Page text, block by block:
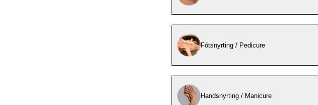
Fótsnyrting / Pedicure
Handsnyrting / Manicure